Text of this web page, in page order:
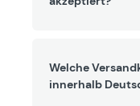
Welche
innerhalb